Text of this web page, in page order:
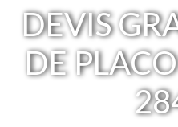
DEVIS
DE